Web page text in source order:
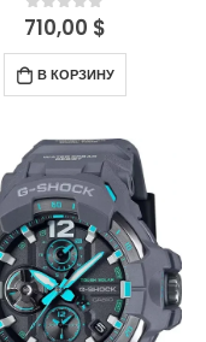
0out of 5
710,00 $
В КОРЗИНУ